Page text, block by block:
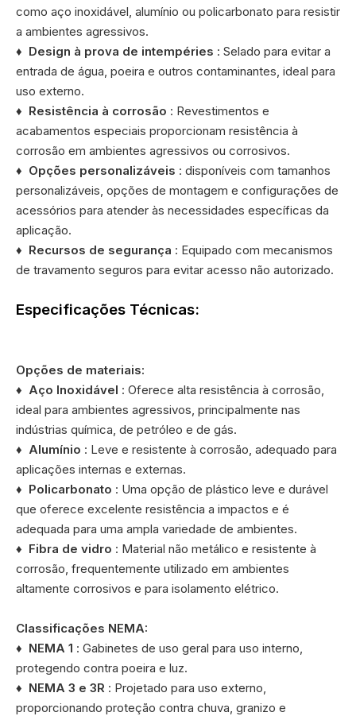
como aço inoxidável, alumínio ou policarbonato para resistir
a ambientes agressivos.
♦ Design à prova de intempéries : Selado para evitar a
entrada de água, poeira e outros contaminantes, ideal para
uso externo.
♦ Resistência à corrosão : Revestimentos e
acabamentos especiais proporcionam resistência à
corrosão em ambientes agressivos ou corrosivos.
♦ Opções personalizáveis : disponíveis com tamanhos
personalizáveis, opções de montagem e configurações de
acessórios para atender às necessidades específicas da
aplicação.
♦ Recursos de segurança : Equipado com mecanismos
de travamento seguros para evitar acesso não autorizado.
Especificações Técnicas:
Opções de materiais:
♦ Aço Inoxidável : Oferece alta resistência à corrosão,
ideal para ambientes agressivos, principalmente nas
indústrias química, de petróleo e de gás.
♦ Alumínio : Leve e resistente à corrosão, adequado para
aplicações internas e externas.
♦ Policarbonato : Uma opção de plástico leve e durável
que oferece excelente resistência a impactos e é
adequada para uma ampla variedade de ambientes.
♦ Fibra de vidro : Material não metálico e resistente à
corrosão, frequentemente utilizado em ambientes
altamente corrosivos e para isolamento elétrico.
Classificações NEMA:
♦ NEMA 1 : Gabinetes de uso geral para uso interno,
protegendo contra poeira e luz.
♦ NEMA 3 e 3R : Projetado para uso externo,
proporcionando proteção contra chuva, granizo e